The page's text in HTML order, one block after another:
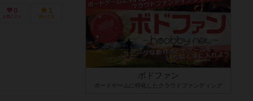
0
お気に入り
1
持ってる
ボドファン
ボードゲームに特化したクラウドファンディング